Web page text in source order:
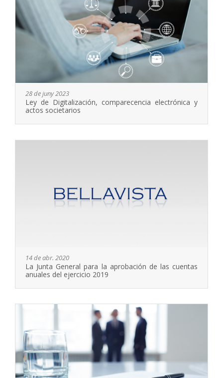
28 de juny 2023
Ley de Digitalización, comparecencia electrónica y
actos societarios
14 de abr. 2020
La Junta General para la aprobación de las cuentas
anuales del ejercicio 2019